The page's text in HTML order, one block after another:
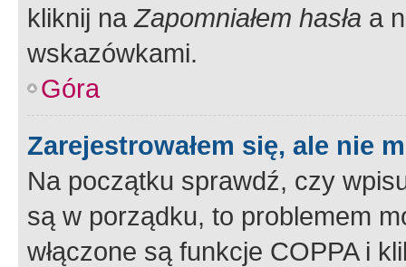
kliknij naZapomniałem hasła a
wskazówkami.
Góra
Zarejestrowałem się, ale nie
Na początku sprawdź, czy
są w porządku, to problemem
włączone są funkcje COPPA i